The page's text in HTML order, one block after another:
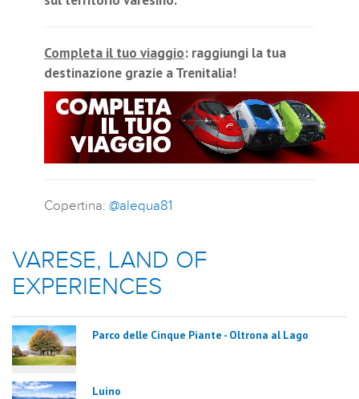
Completa il tuo viaggio: raggiungi la tua
destinazione grazie a Trenitalia!
Copertina: @alequa81
VARESE, LAND OF
EXPERIENCES
Parco delle Cinque Piante - Oltrona al Lago
Luino